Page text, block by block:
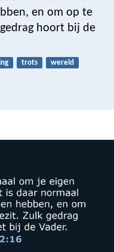
en om op te
hoort bij de
trots
wereld